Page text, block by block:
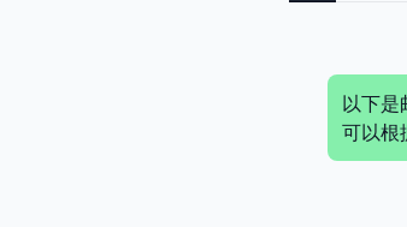
以下是
可以根